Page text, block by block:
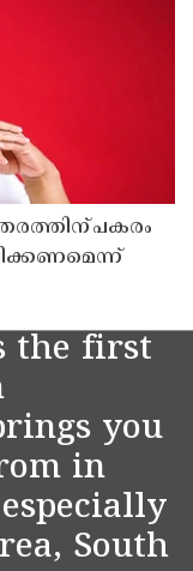
പകരം
the first
you
in
South